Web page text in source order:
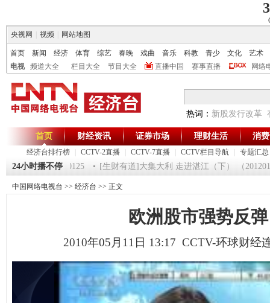
央视网
视频 网站地图
首页 新闻 经济 体育 综艺 春晚 戏曲 音乐 科教 青少 文化
艺术
电视
频道大全 栏目大全 节目大全 直播中国 赛事直播 网络
热词： 新股发行改革
首页
经济台排行榜 CCTV-2直播 CCTV-7直播 CCTV栏目导航 专题汇总
财经资讯 证券市场 理财生活 消
24小时播不停
一时间》 20120125 [生财有道]大集大利 走进湛江（下） （
中国网络电视台 >> 经济台 >> 正文
欧洲股市强势反弹
2010年05月11日 13:17 CCTV-环球财经